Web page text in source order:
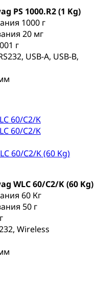
PS 1000.R2 (1 Kg)
1000 г
20 мг
г
USB-A, USB-B,
60/C2/K (60 Kg)
WLC 60/C2/K (60 Kg)
60 Кг
50 г
Wireless